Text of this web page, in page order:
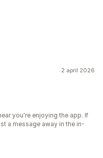
2 april 2026
you're enjoying the app. If
a message away in the in-